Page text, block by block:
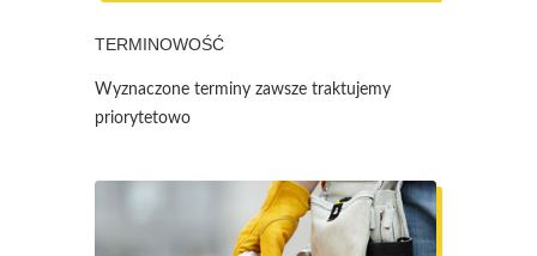
TERMINOWOŚĆ
Wyznaczone terminy zawsze traktujemy
priorytetowo